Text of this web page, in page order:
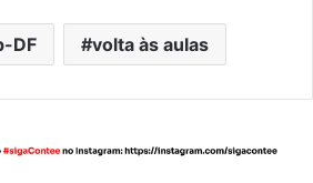
DF volta às aulas